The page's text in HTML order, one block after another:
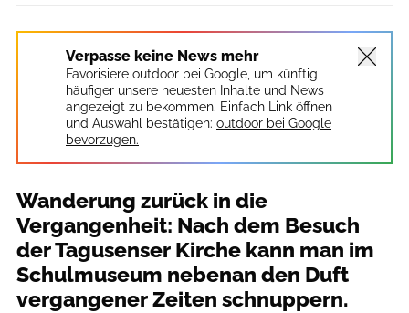
Verpasse keine News mehr
Favorisiere outdoor bei Google, um künftig
häufiger unsere neuesten Inhalte und News
angezeigt zu bekommen. Einfach Link öffnen
und Auswahl bestätigen: outdoor bei Google
bevorzugen.
Wanderung zurück in die
Vergangenheit: Nach dem Besuch
der Tagusenser Kirche kann man im
Schulmuseum nebenan den Duft
vergangener Zeiten schnuppern.